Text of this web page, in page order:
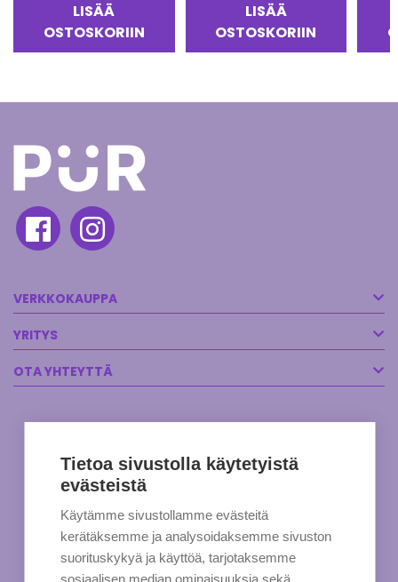
LISÄÄ
OSTOSKORIIN
LISÄÄ
OSTOSKORIIN
VERKKOKAUPPA
YRITYS
OTA YHTEYTTÄ
Tietoa sivustolla käytetyistä
evästeistä
Käytämme sivustollamme evästeitä
kerätäksemme ja analysoidaksemme sivuston
suorituskykyä ja käyttöä, tarjotaksemme
sosiaalisen median ominaisuuksia sekä